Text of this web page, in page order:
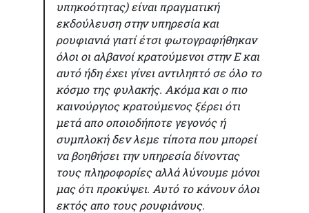
υπηκοότητας) είναι πραγματική
εκδούλευση στην υπηρεσία και
ρουφιανιά γιατί έτσι φωτογραφήθηκαν
όλοι οι αλβανοί κρατούμενοι στην Ε και
αυτό ήδη έχει γίνει αντιληπτό σε όλο το
κόσμο της φυλακής. Ακόμα και ο πιο
καινούργιος κρατούμενος ξέρει ότι
μετά απο οποιοδήποτε γεγονός ή
συμπλοκή δεν λεμε τίποτα που μπορεί
να βοηθήσει την υπηρεσία δίνοντας
τους πληροφορίες αλλά λύνουμε μόνοι
μας ότι προκύψει. Αυτό το κάνουν όλοι
εκτός απο τους ρουφιάνους.